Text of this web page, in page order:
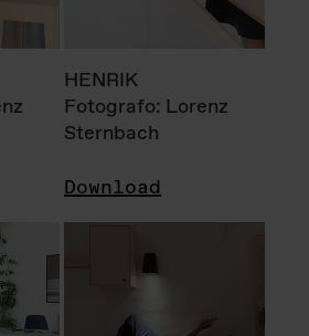
HENRIK
Fotografo: Lorenz
Sternbach
Download